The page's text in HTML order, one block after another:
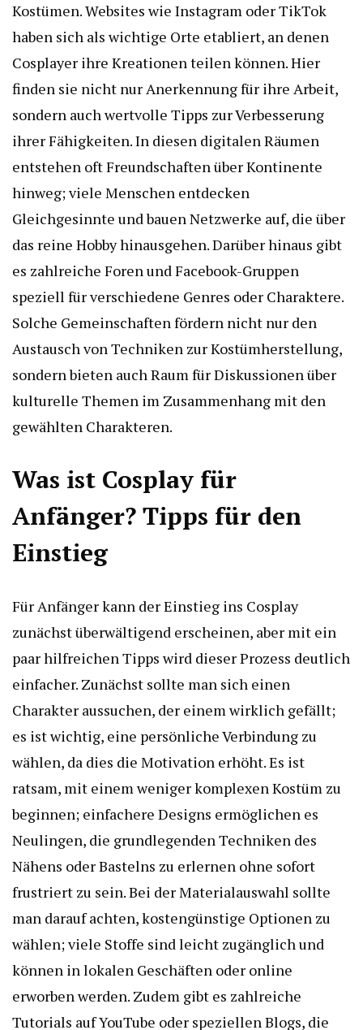
Kostümen. Websites wie Instagram oder TikTok
haben sich als wichtige Orte etabliert, an denen
Cosplayer ihre Kreationen teilen können. Hier
finden sie nicht nur Anerkennung für ihre Arbeit,
sondern auch wertvolle Tipps zur Verbesserung
ihrer Fähigkeiten. In diesen digitalen Räumen
entstehen oft Freundschaften über Kontinente
hinweg; viele Menschen entdecken
Gleichgesinnte und bauen Netzwerke auf, die über
das reine Hobby hinausgehen. Darüber hinaus gibt
es zahlreiche Foren und Facebook-Gruppen
speziell für verschiedene Genres oder Charaktere.
Solche Gemeinschaften fördern nicht nur den
Austausch von Techniken zur Kostümherstellung,
sondern bieten auch Raum für Diskussionen über
kulturelle Themen im Zusammenhang mit den
gewählten Charakteren.
Was ist Cosplay für
Anfänger? Tipps für den
Einstieg
Für Anfänger kann der Einstieg ins Cosplay
zunächst überwältigend erscheinen, aber mit ein
paar hilfreichen Tipps wird dieser Prozess deutlich
einfacher. Zunächst sollte man sich einen
Charakter aussuchen, der einem wirklich gefällt;
es ist wichtig, eine persönliche Verbindung zu
wählen, da dies die Motivation erhöht. Es ist
ratsam, mit einem weniger komplexen Kostüm zu
beginnen; einfachere Designs ermöglichen es
Neulingen, die grundlegenden Techniken des
Nähens oder Bastelns zu erlernen ohne sofort
frustriert zu sein. Bei der Materialauswahl sollte
man darauf achten, kostengünstige Optionen zu
wählen; viele Stoffe sind leicht zugänglich und
können in lokalen Geschäften oder online
erworben werden. Zudem gibt es zahlreiche
Tutorials auf YouTube oder speziellen Blogs, die